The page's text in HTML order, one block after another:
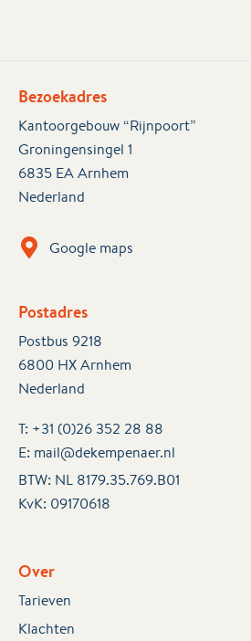
Bezoekadres
Kantoorgebouw “Rijnpoort”
Groningensingel 1
6835 EA Arnhem
Nederland
Google maps
Postadres
Postbus 9218
6800 HX Arnhem
Nederland
T: +31 (0)26 352 28 88
E: mail@dekempenaer.nl
BTW: NL 8179.35.769.B01
KvK: 09170618
Over
Tarieven
Klachten